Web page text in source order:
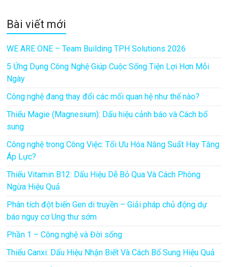
Bài viết mới
WE ARE ONE – Team Building TPH Solutions 2026
5 Ứng Dụng Công Nghệ Giúp Cuộc Sống Tiện Lợi Hơn Mỗi
Ngày
Công nghệ đang thay đổi các mối quan hệ như thế nào?
Thiếu Magie (Magnesium): Dấu hiệu cảnh báo và Cách bổ
sung
Công nghệ trong Công Việc: Tối Ưu Hóa Năng Suất Hay Tăng
Áp Lực?
Thiếu Vitamin B12: Dấu Hiệu Dễ Bỏ Qua Và Cách Phòng
Ngừa Hiệu Quả
Phân tích đột biến Gen di truyền – Giải pháp chủ động dự
báo nguy cơ Ung thư sớm
Phần 1 – Công nghệ và Đời sống
Thiếu Canxi: Dấu Hiệu Nhận Biết Và Cách Bổ Sung Hiệu Quả